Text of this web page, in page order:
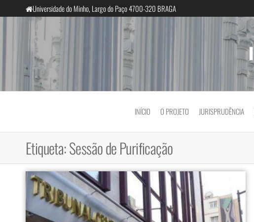
para
Universidade do Minho, Largo do Paço 4700-320 BRAGA
InclusiveCourts
INÍCIO O PROJETO JURISPRUDÊNCIA
Etiqueta:Sessão de Purificação